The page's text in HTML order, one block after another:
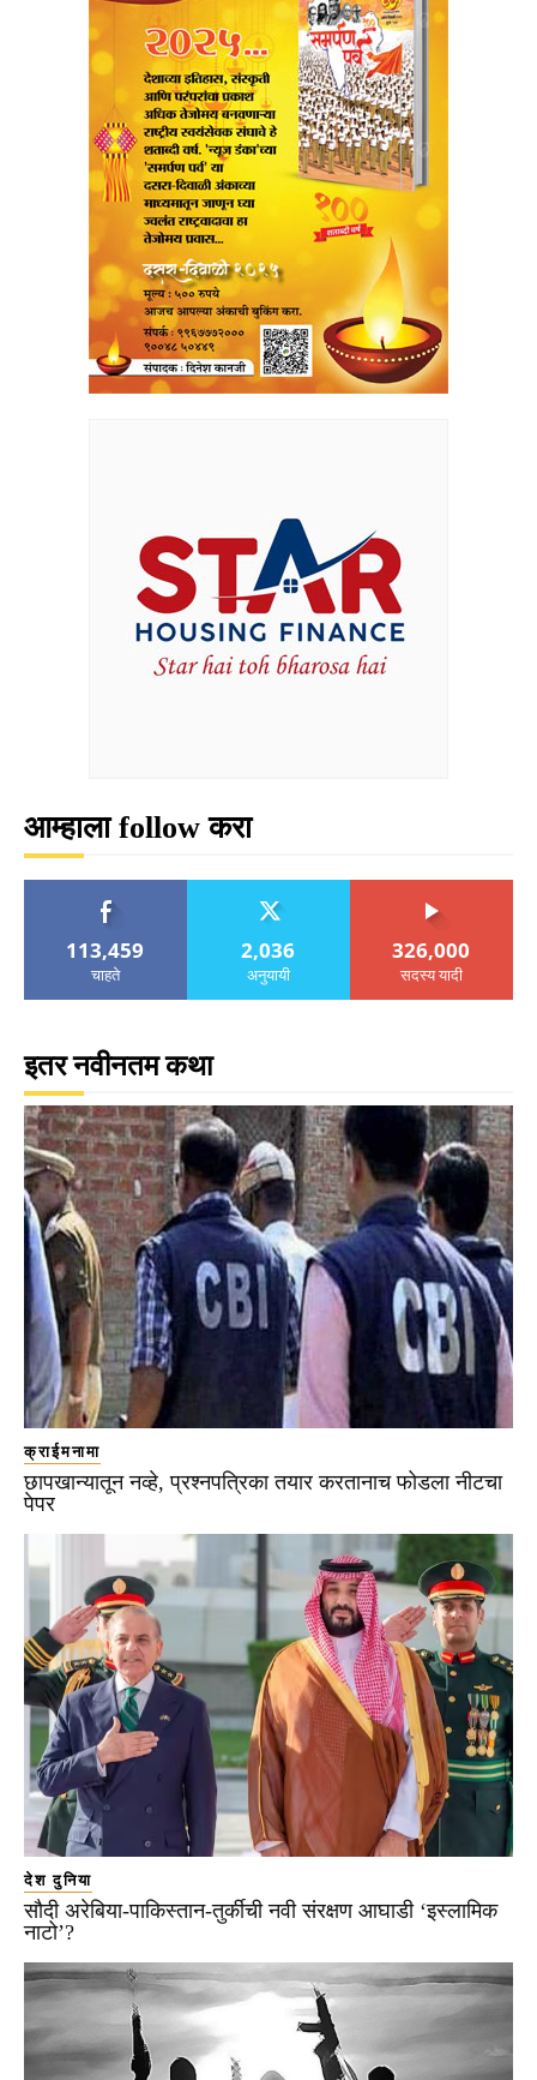
आम्हाला follow करा
113,459
चाहते
2,036
अनुयायी
326,000
सदस्य यादी
इतर नवीनतम कथा
क्राईमनामा
छापखान्यातून नव्हे, प्रश्नपत्रिका तयार करतानाच फोडला नीटचा
पेपर
देश दुनिया
सौदी अरेबिया-पाकिस्तान-तुर्कीची नवी संरक्षण आघाडी ‘इस्लामिक
नाटो’?